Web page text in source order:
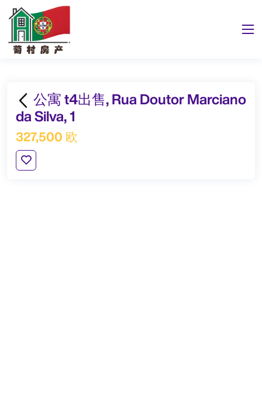
公寓 t4出售, Rua Doutor Marciano
da Silva, 1
327,500 欧